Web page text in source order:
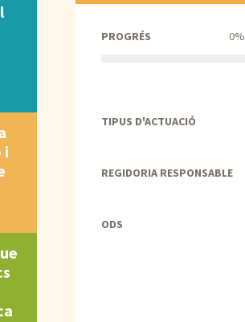
i
PROGRÉS 0%
TIPUS D'ACTUACIÓ
REGIDORIA RESPONSABLE
ODS